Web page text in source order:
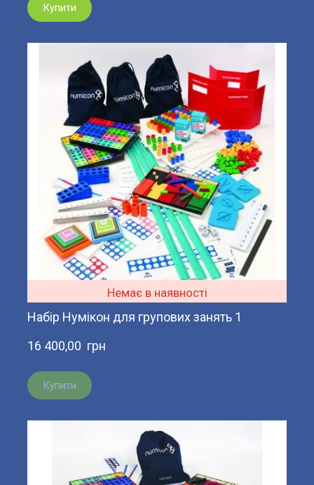
Купити
Немає в наявності
Набір Нумікон для групових занять 1
16 400,00  грн
Купити